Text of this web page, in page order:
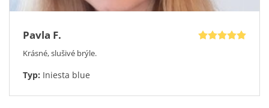
Pavla F.
Krásné, slušivé brýle.
Typ: Iniesta blue